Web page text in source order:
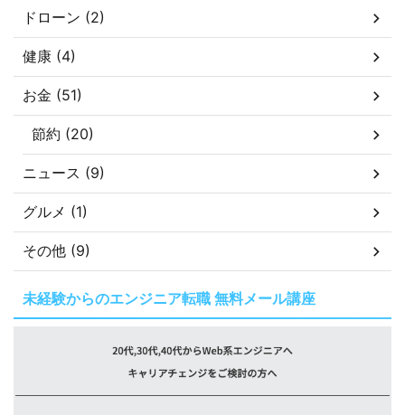
ドローン (2)
健康 (4)
お金 (51)
節約 (20)
ニュース (9)
グルメ (1)
その他 (9)
未経験からのエンジニア転職 無料メール講座